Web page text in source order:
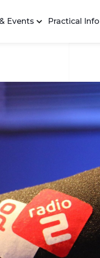
Events Practical Info